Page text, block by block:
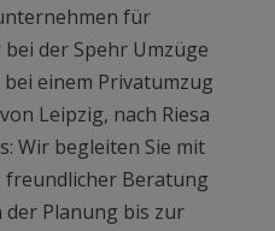
für
der Spehr Umzüge
einem Privatumzug
Leipzig, nach Riesa
Wir begleiten Sie mit
freundlicher Beratung
der Planung bis zur